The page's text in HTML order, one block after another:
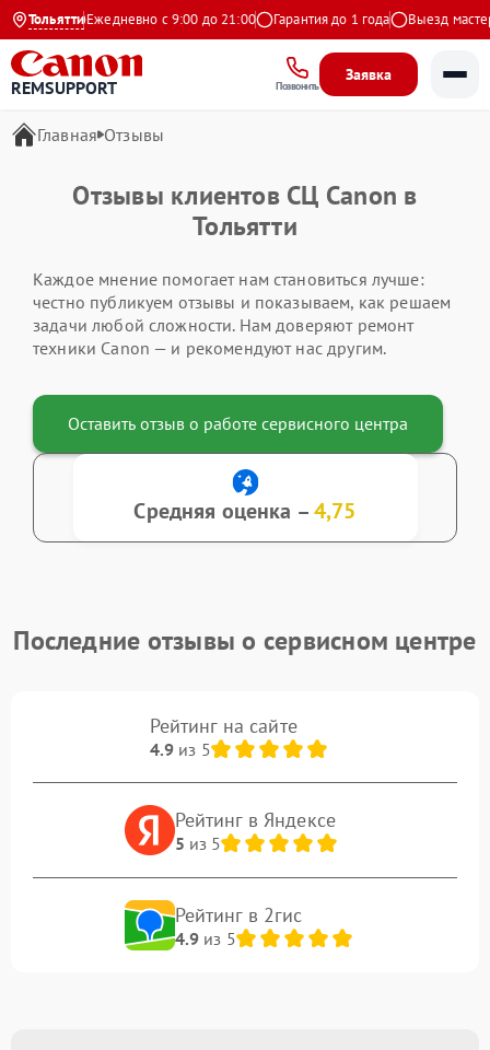
Тольятти
Яндекс Ежедневно с 9:00 до 21:00 Гарантия до 1 года Выезд
REMSUPPORT Позвонить
Заявка
Главная Отзывы
Отзывы клиентов СЦ Canon в
Тольятти
Каждое мнение помогает нам становиться лучше:
честно публикуем отзывы и показываем, как решаем
задачи любой сложности. Нам доверяют ремонт
техники Canon — и рекомендуют нас другим.
Оставить отзыв о работе сервисного центра
Средняя оценка –4,75
Последние отзывы о сервисном центре
Рейтинг на сайте
4.9из 5
Рейтинг в Яндексе
5 из 5
Рейтинг в 2гис
4.9из 5